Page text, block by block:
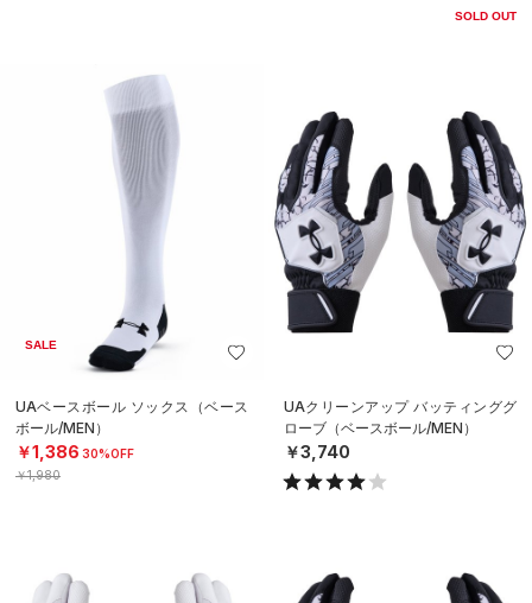
SOLD OUT
SALE
UAベースボール ソックス（ベース
ボール/MEN）
￥1,386 30%OFF
￥1,980
UAクリーンアップ バッティンググ
ローブ（ベースボール/MEN）
￥3,740